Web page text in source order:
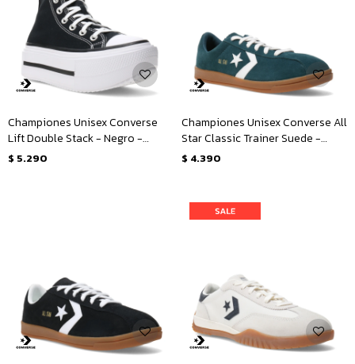
Championes Unisex Converse
Lift Double Stack - Negro -
Blanco
$ 5.290
Championes Unisex Converse All
Star Classic Trainer Suede -
Verde
$ 4.390